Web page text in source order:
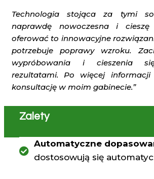
Technologia stojąca za tymi
naprawdę nowoczesna i
oferować to innowacyjne
potrzebuje poprawy wzroku.
wypróbowania i cieszenia
rezultatami. Po więcej
konsultację w moim gabinecie.”
Zalety
Automatyczne
dostosowują się